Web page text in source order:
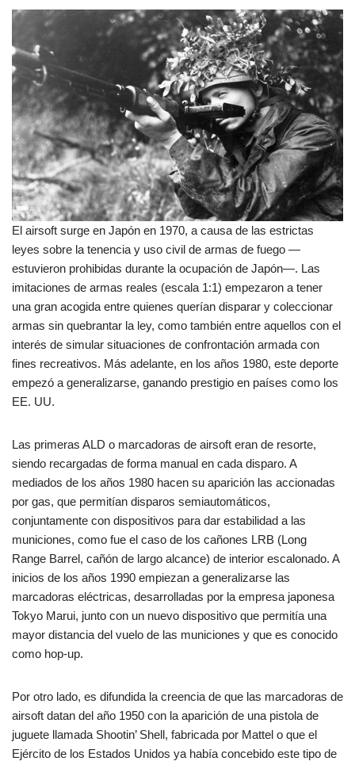
El airsoft surge en Japón en 1970, a causa de las estrictas
leyes sobre la tenencia y uso civil de armas de fuego —
estuvieron prohibidas durante la ocupación de Japón—. Las
imitaciones de armas reales (escala 1:1) empezaron a tener
una gran acogida entre quienes querían disparar y coleccionar
armas sin quebrantar la ley, como también entre aquellos con el
interés de simular situaciones de confrontación armada con
fines recreativos. Más adelante, en los años 1980, este deporte
empezó a generalizarse, ganando prestigio en países como los
EE. UU.
Las primeras ALD o marcadoras de airsoft eran de resorte,
siendo recargadas de forma manual en cada disparo. A
mediados de los años 1980 hacen su aparición las accionadas
por gas, que permitían disparos semiautomáticos,
conjuntamente con dispositivos para dar estabilidad a las
municiones, como fue el caso de los cañones LRB (Long
Range Barrel, cañón de largo alcance) de interior escalonado. A
inicios de los años 1990 empiezan a generalizarse las
marcadoras eléctricas, desarrolladas por la empresa japonesa
Tokyo Marui, junto con un nuevo dispositivo que permitía una
mayor distancia del vuelo de las municiones y que es conocido
como hop-up.
Por otro lado, es difundida la creencia de que las marcadoras de
airsoft datan del año 1950 con la aparición de una pistola de
juguete llamada Shootin’ Shell, fabricada por Mattel o que el
Ejército de los Estados Unidos ya había concebido este tipo de